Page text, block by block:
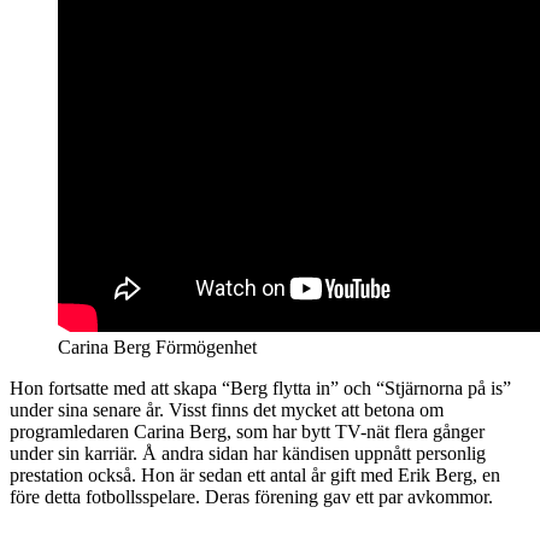
Carina Berg Förmögenhet
Hon fortsatte med att skapa “Berg flytta in” och “Stjärnorna på is”
under sina senare år. Visst finns det mycket att betona om
programledaren Carina Berg, som har bytt TV-nät flera gånger
under sin karriär. Å andra sidan har kändisen uppnått personlig
prestation också. Hon är sedan ett antal år gift med Erik Berg, en
före detta fotbollsspelare. Deras förening gav ett par avkommor.